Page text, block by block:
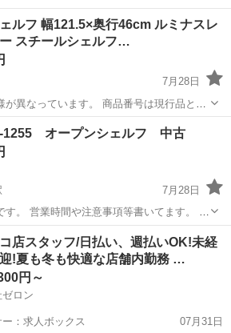
ルフ 幅121.5×奥行46cm ルミナスレ
スチールシェルフ…
7月28日
異なっています。 商品番号は現行品と同
番号：SW1245-BR 定
円（1枚） 5枚セット 落ち着いたダークブラウンです。 ...
1255 オープンシェルフ 中古
7月28日
す。 営業時間や注意事項等書いてます。 ・
れるご希望の日にちと時間を○日○時と明記
。 幅約
南駅 収納家具 オープンシェルフ
店スタッフ/日払い、週払いOK!未経
!夏も冬も快適な店舗内勤務 …
円～
ロン
ー：求人ボックス
07月31日